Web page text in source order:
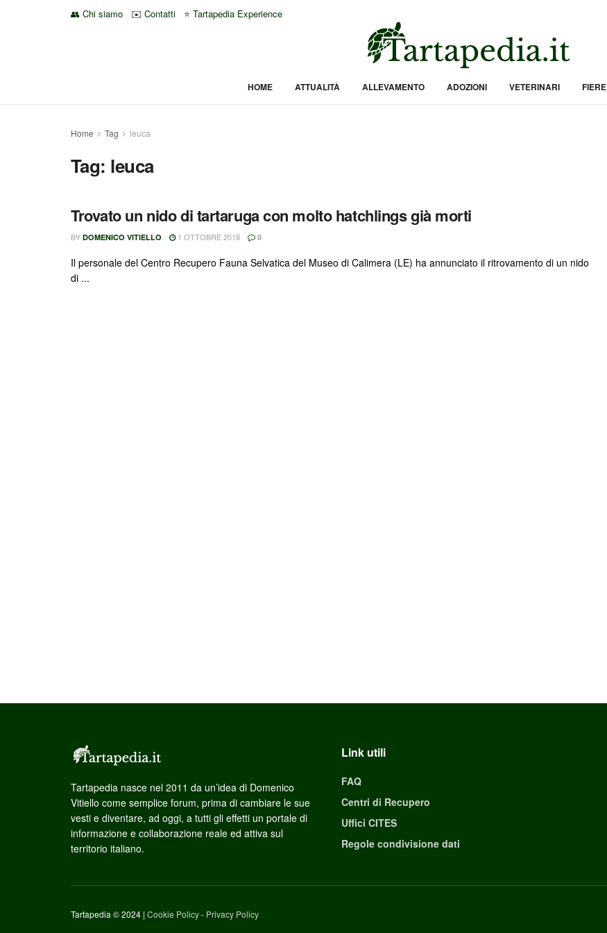
👥 Chi siamo ✉️ Contatti ⭐ Tartapedia Experience
HOME ATTUALITÀ ALLEVAMENTO ADOZIONI VETERINARI FIERE
Home Tag leuca
Tag: leuca
Trovato un nido di tartaruga con molto hatchlings già morti
BY DOMENICO VITIELLO 1 OTTOBRE 2018 0
Il personale del Centro Recupero Fauna Selvatica del Museo di Calimera (LE) ha annunciato il ritrovamento di un nido
di ...
Tartapedia nasce nel 2011 da un’idea di Domenico
Vitiello come semplice forum, prima di cambiare le sue
vesti e diventare, ad oggi, a tutti gli effetti un portale di
informazione e collaborazione reale ed attiva sul
territorio italiano.
Link utili
FAQ
Centri di Recupero
Uffici CITES
Regole condivisione dati
Tartapedia © 2024 | Cookie Policy- Privacy Policy